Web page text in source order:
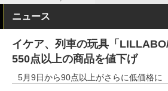
ニュース
イケア、列車の玩具「
550点以上の商品を値下げ
5月9日から90点以上がさらに低価格に